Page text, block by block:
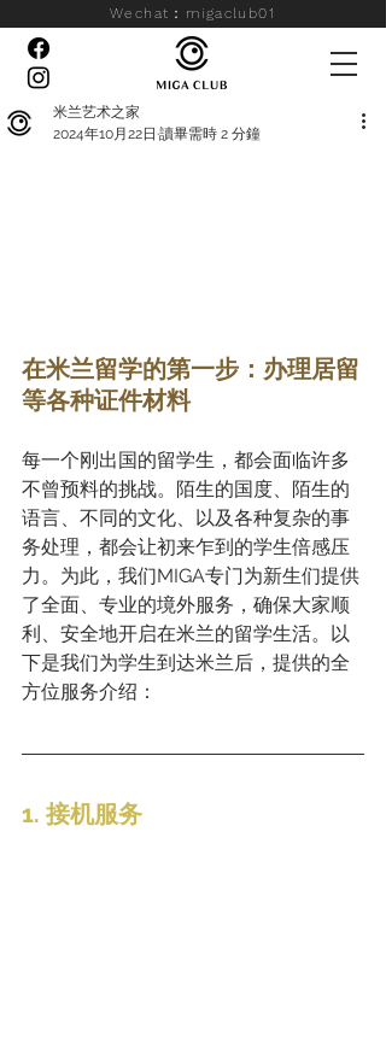
Wechat：migaclub01
米兰艺术之家
2024年10月22日 讀畢需時 2 分鐘
在米兰留学的第一步：办理居留
等各种证件材料
每一个刚出国的留学生，都会面临许多
不曾预料的挑战。陌生的国度、陌生的
语言、不同的文化、以及各种复杂的事
务处理，都会让初来乍到的学生倍感压
力。为此，我们MIGA专门为新生们提供
了全面、专业的境外服务，确保大家顺
利、安全地开启在米兰的留学生活。以
下是我们为学生到达米兰后，提供的全
方位服务介绍：
1. 接机服务